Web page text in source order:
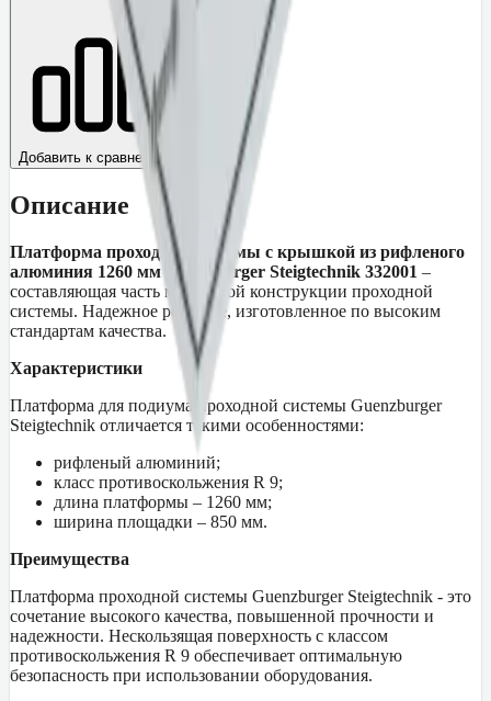
Добавить к сравнению
Описание
Платформа проходной системы с крышкой из рифленого
алюминия 1260 мм Guenzburger Steigtechnik 332001 –
составляющая часть модульной конструкции проходной
системы. Надежное решение, изготовленное по высоким
стандартам качества.
Характеристики
Платформа для подиума проходной системы Guenzburger
Steigtechnik отличается такими особенностями:
рифленый алюминий;
класс противоскольжения R 9;
длина платформы – 1260 мм;
ширина площадки – 850 мм.
Преимущества
Платформа проходной системы Guenzburger Steigtechnik - это
сочетание высокого качества, повышенной прочности и
надежности. Нескользящая поверхность с классом
противоскольжения R 9 обеспечивает оптимальную
безопасность при использовании оборудования.